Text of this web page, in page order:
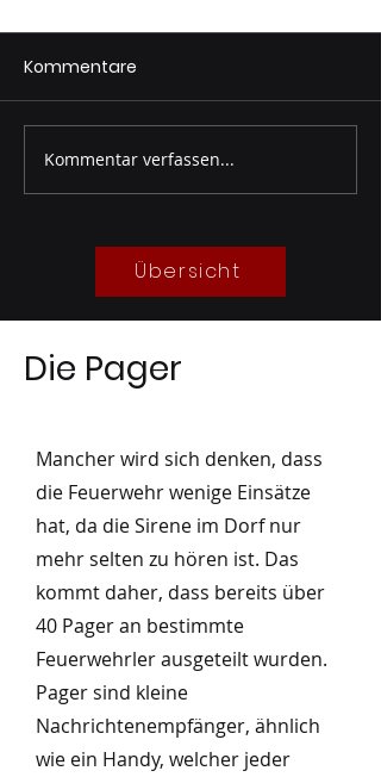
Technische
Leistungsprüfung Silber
Kommentare
Kommentar verfassen...
Übersicht
Die Pager
Mancher wird sich denken, dass
die Feuerwehr wenige Einsätze
hat, da die Sirene im Dorf nur
mehr selten zu hören ist. Das
kommt daher, dass bereits über
40 Pager an bestimmte
Feuerwehrler ausgeteilt wurden.
Pager sind kleine
Nachrichtenempfänger, ähnlich
wie ein Handy, welcher jeder